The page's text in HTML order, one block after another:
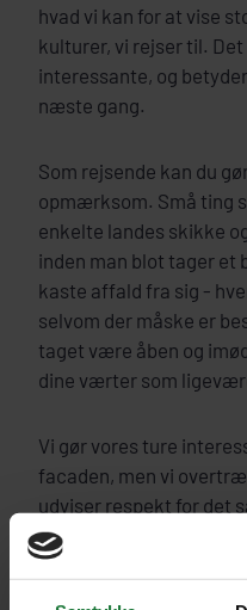
hvad vi kan for at vise
kulturer, vi rejser til.
interessante, og
næste gang.
Som rejsende kan du
opmærksom. Små ting
enkelte landes skikke
inden man blot tager et
kaste affald fra sig -
selvom der måske er
taget være åben og
dine værter som
Vi gør vores ture
facaden, men vi
udviser respekt for det
besøger, kommer man i
venlighed og smil.